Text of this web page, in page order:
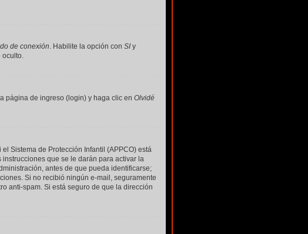
de conexión. Habilite la opción con SI y
oculto.
página de ingreso (login) y haga clic en Olvidé
Sistema de Protección Infantil (APPCO) está
que se le darán para activar la
antes de que pueda identificarse;
Si no recibió ningún e-mail, seguramente
anti-spam. Si está seguro de que la dirección